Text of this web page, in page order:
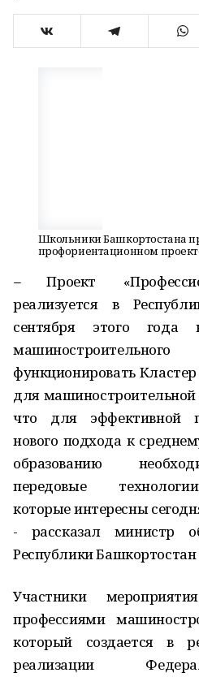
Школьники Башкортостана
профориентационном
–Проект
реализуется в
сентября этого года
функционировать
для
что для эффективной
нового подхода к
образованию
передовые
которые интересны
- рассказал министр
Республики
Участники
профессиями
который создается в
реализации